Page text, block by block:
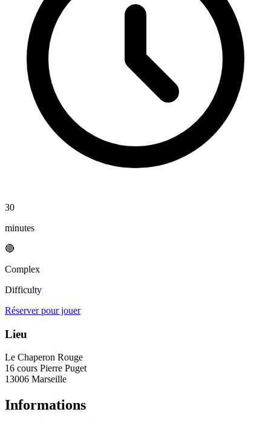
30
minutes
🔴
Complex
Difficulty
Réserver pour jouer
Lieu
Le Chaperon Rouge
16 cours Pierre Puget
13006 Marseille
Informations